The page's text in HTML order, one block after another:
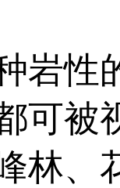
岩性
可被
林、